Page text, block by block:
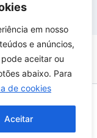
em nosso
e anúncios,
aceitar ou
abaixo. Para
de cookies
Aceitar